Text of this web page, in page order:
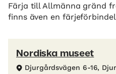
Färja till Allmänna gränd
finns även en
Nordiska museet
Djurgårdsvägen 6-16,